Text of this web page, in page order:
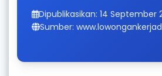
Dipublikasikan: 14 September
Sumber: